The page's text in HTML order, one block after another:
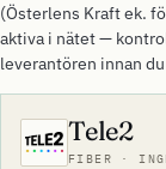
(Österlens Kraft ek.
aktiva i nätet —
leverantören innan
Tele2
FIBER ·